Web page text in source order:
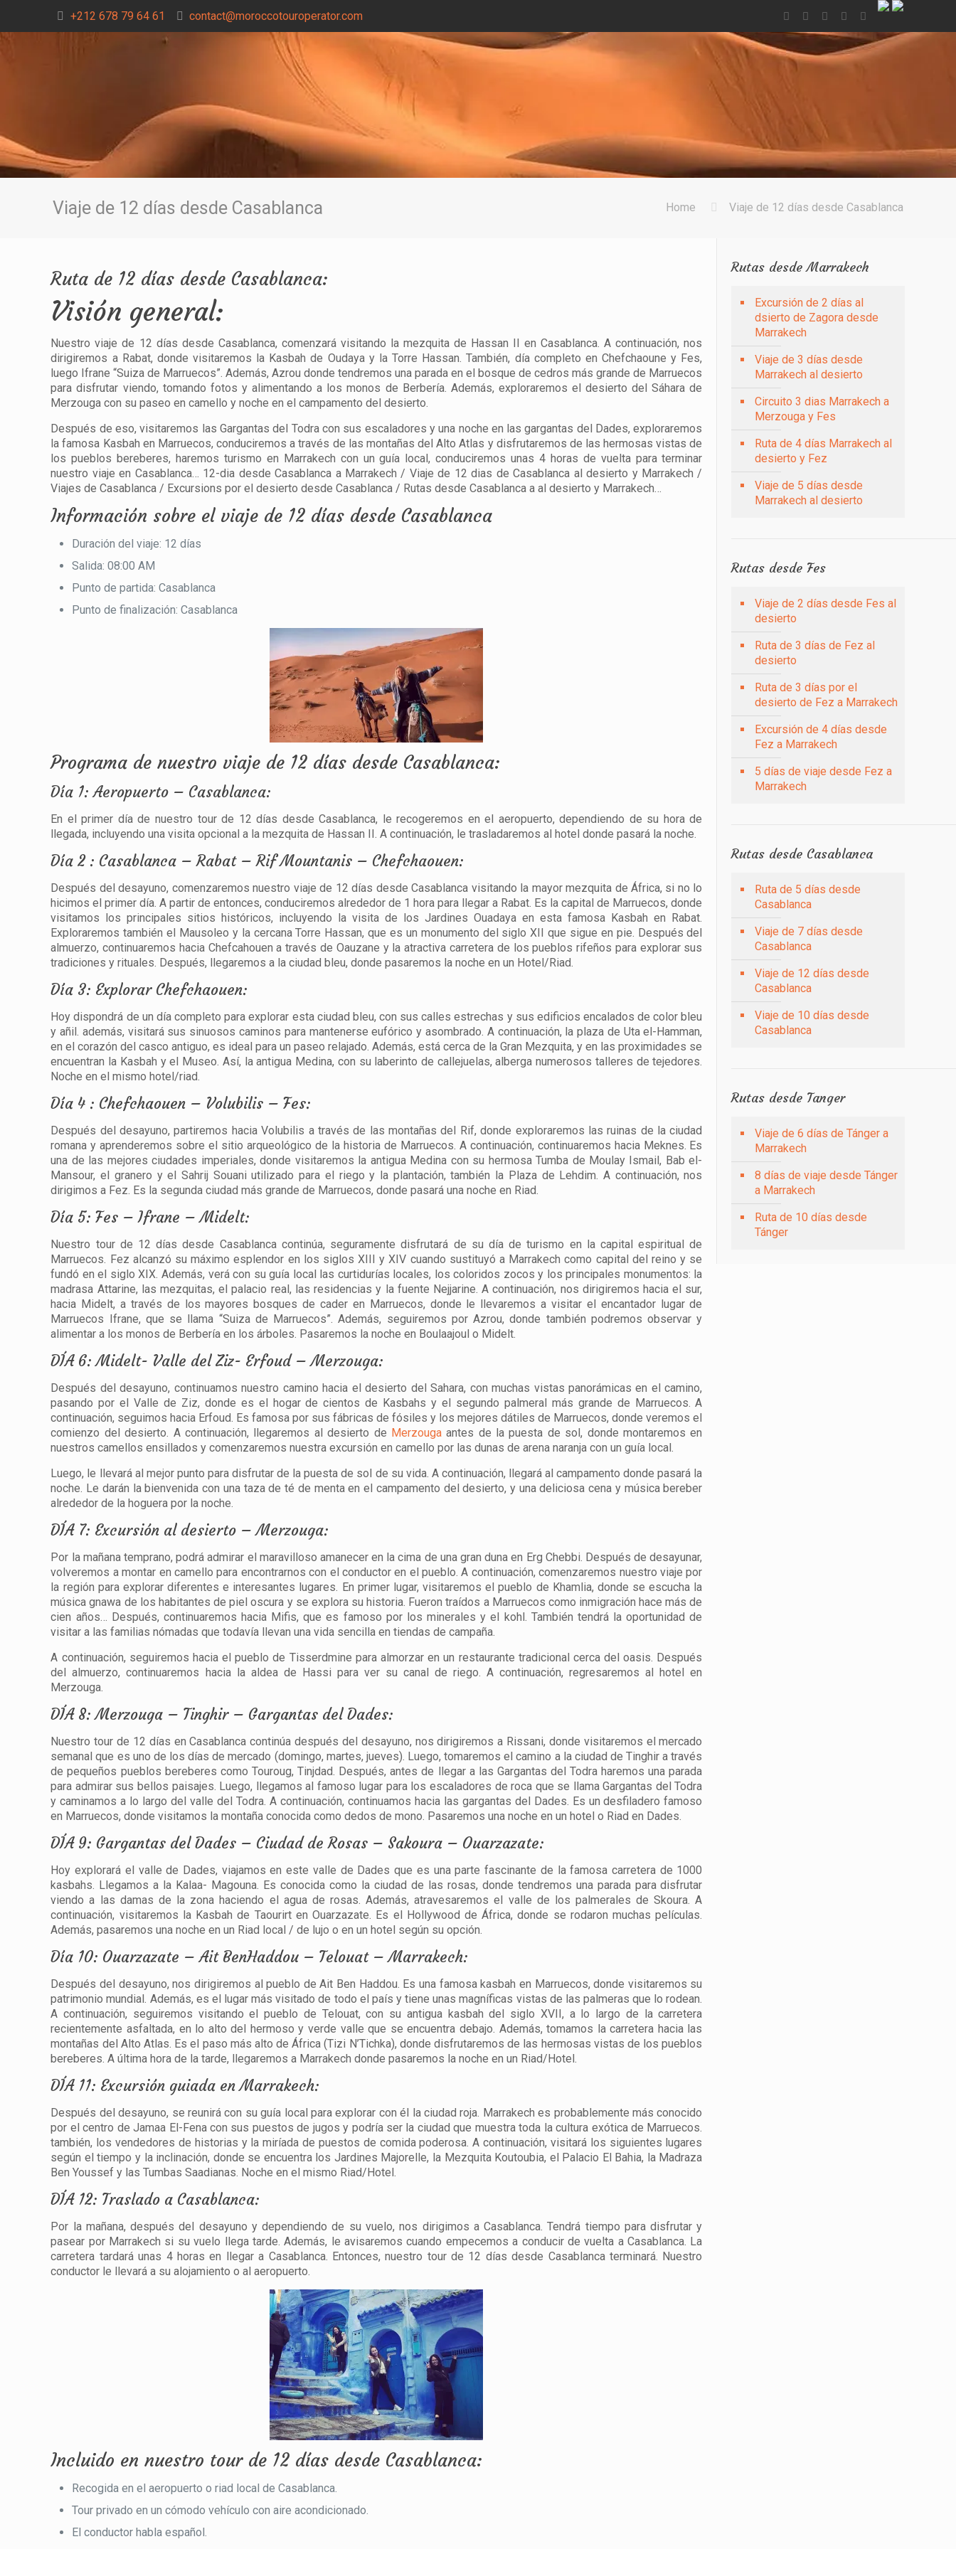
+212 678 79 64 61 contact@moroccotouroperator.com
Viaje de 12 días desde Casablanca Home Viaje de 12 días desde Casablanca
Ruta de 12 días desde Casablanca:
Visión general:
Nuestro viaje de 12 días desde Casablanca, comenzará visitando la mezquita de Hassan II en Casablanca. A continuación, nos
dirigiremos a Rabat, donde visitaremos la Kasbah de Oudaya y la Torre Hassan. También, día completo en Chefchaoune y Fes,
luego Ifrane “Suiza de Marruecos”. Además, Azrou donde tendremos una parada en el bosque de cedros más grande de Marruecos
para disfrutar viendo, tomando fotos y alimentando a los monos de Berbería. Además, exploraremos el desierto del Sáhara de
Merzouga con su paseo en camello y noche en el campamento del desierto.
Después de eso, visitaremos las Gargantas del Todra con sus escaladores y una noche en las gargantas del Dades, exploraremos
la famosa Kasbah en Marruecos, conduciremos a través de las montañas del Alto Atlas y disfrutaremos de las hermosas vistas de
los pueblos bereberes, haremos turismo en Marrakech con un guía local, conduciremos unas 4 horas de vuelta para terminar
nuestro viaje en Casablanca… 12-dia desde Casablanca a Marrakech / Viaje de 12 dias de Casablanca al desierto y Marrakech /
Viajes de Casablanca / Excursions por el desierto desde Casablanca / Rutas desde Casablanca a al desierto y Marrakech…
Información sobre el viaje de 12 días desde Casablanca
Duración del viaje: 12 días
Salida: 08:00 AM
Punto de partida: Casablanca
Punto de finalización: Casablanca
Programa de nuestro viaje de 12 días desde Casablanca:
Día 1: Aeropuerto – Casablanca:
En el primer día de nuestro tour de 12 días desde Casablanca, le recogeremos en el aeropuerto, dependiendo de su hora de
llegada, incluyendo una visita opcional a la mezquita de Hassan II. A continuación, le trasladaremos al hotel donde pasará la noche.
Día 2 : Casablanca – Rabat – Rif Mountanis – Chefchaouen:
Después del desayuno, comenzaremos nuestro viaje de 12 días desde Casablanca visitando la mayor mezquita de África, si no lo
hicimos el primer día. A partir de entonces, conduciremos alrededor de 1 hora para llegar a Rabat. Es la capital de Marruecos, donde
visitamos los principales sitios históricos, incluyendo la visita de los Jardines Ouadaya en esta famosa Kasbah en Rabat.
Exploraremos también el Mausoleo y la cercana Torre Hassan, que es un monumento del siglo XII que sigue en pie. Después del
almuerzo, continuaremos hacia Chefcahouen a través de Oauzane y la atractiva carretera de los pueblos rifeños para explorar sus
tradiciones y rituales. Después, llegaremos a la ciudad bleu, donde pasaremos la noche en un Hotel/Riad.
Día 3: Explorar Chefchaouen:
Hoy dispondrá de un día completo para explorar esta ciudad bleu, con sus calles estrechas y sus edificios encalados de color bleu
y añil. además, visitará sus sinuosos caminos para mantenerse eufórico y asombrado. A continuación, la plaza de Uta el-Hamman,
en el corazón del casco antiguo, es ideal para un paseo relajado. Además, está cerca de la Gran Mezquita, y en las proximidades se
encuentran la Kasbah y el Museo. Así, la antigua Medina, con su laberinto de callejuelas, alberga numerosos talleres de tejedores.
Noche en el mismo hotel/riad.
Día 4 : Chefchaouen – Volubilis – Fes:
Después del desayuno, partiremos hacia Volubilis a través de las montañas del Rif, donde exploraremos las ruinas de la ciudad
romana y aprenderemos sobre el sitio arqueológico de la historia de Marruecos. A continuación, continuaremos hacia Meknes. Es
una de las mejores ciudades imperiales, donde visitaremos la antigua Medina con su hermosa Tumba de Moulay Ismail, Bab el-
Mansour, el granero y el Sahrij Souani utilizado para el riego y la plantación, también la Plaza de Lehdim. A continuación, nos
dirigimos a Fez. Es la segunda ciudad más grande de Marruecos, donde pasará una noche en Riad.
Día 5: Fes – Ifrane – Midelt:
Nuestro tour de 12 días desde Casablanca continúa, seguramente disfrutará de su día de turismo en la capital espiritual de
Marruecos. Fez alcanzó su máximo esplendor en los siglos XIII y XIV cuando sustituyó a Marrakech como capital del reino y se
fundó en el siglo XIX. Además, verá con su guía local las curtidurías locales, los coloridos zocos y los principales monumentos: la
madrasa Attarine, las mezquitas, el palacio real, las residencias y la fuente Nejjarine. A continuación, nos dirigiremos hacia el sur,
hacia Midelt, a través de los mayores bosques de cader en Marruecos, donde le llevaremos a visitar el encantador lugar de
Marruecos Ifrane, que se llama “Suiza de Marruecos”. Además, seguiremos por Azrou, donde también podremos observar y
alimentar a los monos de Berbería en los árboles. Pasaremos la noche en Boulaajoul o Midelt.
DÍA 6: Midelt- Valle del Ziz- Erfoud – Merzouga:
Después del desayuno, continuamos nuestro camino hacia el desierto del Sahara, con muchas vistas panorámicas en el camino,
pasando por el Valle de Ziz, donde es el hogar de cientos de Kasbahs y el segundo palmeral más grande de Marruecos. A
continuación, seguimos hacia Erfoud. Es famosa por sus fábricas de fósiles y los mejores dátiles de Marruecos, donde veremos el
comienzo del desierto. A continuación, llegaremos al desierto de Merzougaantes de la puesta de sol, donde montaremos en
nuestros camellos ensillados y comenzaremos nuestra excursión en camello por las dunas de arena naranja con un guía local.
Luego, le llevará al mejor punto para disfrutar de la puesta de sol de su vida. A continuación, llegará al campamento donde pasará la
noche. Le darán la bienvenida con una taza de té de menta en el campamento del desierto, y una deliciosa cena y música bereber
alrededor de la hoguera por la noche.
DÍA 7: Excursión al desierto – Merzouga:
Por la mañana temprano, podrá admirar el maravilloso amanecer en la cima de una gran duna en Erg Chebbi. Después de desayunar,
volveremos a montar en camello para encontrarnos con el conductor en el pueblo. A continuación, comenzaremos nuestro viaje por
la región para explorar diferentes e interesantes lugares. En primer lugar, visitaremos el pueblo de Khamlia, donde se escucha la
música gnawa de los habitantes de piel oscura y se explora su historia. Fueron traídos a Marruecos como inmigración hace más de
cien años… Después, continuaremos hacia Mifis, que es famoso por los minerales y el kohl. También tendrá la oportunidad de
visitar a las familias nómadas que todavía llevan una vida sencilla en tiendas de campaña.
A continuación, seguiremos hacia el pueblo de Tisserdmine para almorzar en un restaurante tradicional cerca del oasis. Después
del almuerzo, continuaremos hacia la aldea de Hassi para ver su canal de riego. A continuación, regresaremos al hotel en
Merzouga.
DÍA 8: Merzouga – Tinghir – Gargantas del Dades:
Nuestro tour de 12 días en Casablanca continúa después del desayuno, nos dirigiremos a Rissani, donde visitaremos el mercado
semanal que es uno de los días de mercado (domingo, martes, jueves). Luego, tomaremos el camino a la ciudad de Tinghir a través
de pequeños pueblos bereberes como Touroug, Tinjdad. Después, antes de llegar a las Gargantas del Todra haremos una parada
para admirar sus bellos paisajes. Luego, llegamos al famoso lugar para los escaladores de roca que se llama Gargantas del Todra
y caminamos a lo largo del valle del Todra. A continuación, continuamos hacia las gargantas del Dades. Es un desfiladero famoso
en Marruecos, donde visitamos la montaña conocida como dedos de mono. Pasaremos una noche en un hotel o Riad en Dades.
DÍA 9: Gargantas del Dades – Ciudad de Rosas – Sakoura – Ouarzazate:
Hoy explorará el valle de Dades, viajamos en este valle de Dades que es una parte fascinante de la famosa carretera de 1000
kasbahs. Llegamos a la Kalaa- Magouna. Es conocida como la ciudad de las rosas, donde tendremos una parada para disfrutar
viendo a las damas de la zona haciendo el agua de rosas. Además, atravesaremos el valle de los palmerales de Skoura. A
continuación, visitaremos la Kasbah de Taourirt en Ouarzazate. Es el Hollywood de África, donde se rodaron muchas películas.
Además, pasaremos una noche en un Riad local / de lujo o en un hotel según su opción.
Día 10: Ouarzazate – Ait BenHaddou – Telouat – Marrakech:
Después del desayuno, nos dirigiremos al pueblo de Ait Ben Haddou. Es una famosa kasbah en Marruecos, donde visitaremos su
patrimonio mundial. Además, es el lugar más visitado de todo el país y tiene unas magníficas vistas de las palmeras que lo rodean.
A continuación, seguiremos visitando el pueblo de Telouat, con su antigua kasbah del siglo XVII, a lo largo de la carretera
recientemente asfaltada, en lo alto del hermoso y verde valle que se encuentra debajo. Además, tomamos la carretera hacia las
montañas del Alto Atlas. Es el paso más alto de África (Tizi N’Tichka), donde disfrutaremos de las hermosas vistas de los pueblos
bereberes. A última hora de la tarde, llegaremos a Marrakech donde pasaremos la noche en un Riad/Hotel.
DÍA 11: Excursión guiada en Marrakech:
Después del desayuno, se reunirá con su guía local para explorar con él la ciudad roja. Marrakech es probablemente más conocido
por el centro de Jamaa El-Fena con sus puestos de jugos y podría ser la ciudad que muestra toda la cultura exótica de Marruecos.
también, los vendedores de historias y la miríada de puestos de comida poderosa. A continuación, visitará los siguientes lugares
según el tiempo y la inclinación, donde se encuentra los Jardines Majorelle, la Mezquita Koutoubia, el Palacio El Bahia, la Madraza
Ben Youssef y las Tumbas Saadianas. Noche en el mismo Riad/Hotel.
DÍA 12: Traslado a Casablanca:
Por la mañana, después del desayuno y dependiendo de su vuelo, nos dirigimos a Casablanca. Tendrá tiempo para disfrutar y
pasear por Marrakech si su vuelo llega tarde. Además, le avisaremos cuando empecemos a conducir de vuelta a Casablanca. La
carretera tardará unas 4 horas en llegar a Casablanca. Entonces, nuestro tour de 12 días desde Casablanca terminará. Nuestro
conductor le llevará a su alojamiento o al aeropuerto.
Incluido en nuestro tour de 12 días desde Casablanca:
Recogida en el aeropuerto o riad local de Casablanca.
Tour privado en un cómodo vehículo con aire acondicionado.
El conductor habla español.
Rutas desde Marrakech
Excursión de 2 días al
dsierto de Zagora desde
Marrakech
Viaje de 3 días desde
Marrakech al desierto
Circuito 3 dias Marrakech a
Merzouga y Fes
Ruta de 4 días Marrakech al
desierto y Fez
Viaje de 5 días desde
Marrakech al desierto
Rutas desde Fes
Viaje de 2 días desde Fes al
desierto
Ruta de 3 días de Fez al
desierto
Ruta de 3 días por el
desierto de Fez a Marrakech
Excursión de 4 días desde
Fez a Marrakech
5 días de viaje desde Fez a
Marrakech
Rutas desde Casablanca
Ruta de 5 días desde
Casablanca
Viaje de 7 días desde
Casablanca
Viaje de 12 días desde
Casablanca
Viaje de 10 días desde
Casablanca
Rutas desde Tanger
Viaje de 6 días de Tánger a
Marrakech
8 días de viaje desde Tánger
a Marrakech
Ruta de 10 días desde
Tánger